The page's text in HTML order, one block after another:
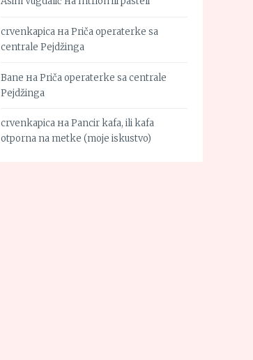
crvenkapica наPriča operaterke sa
centrale Pejdžinga
Bane наPriča operaterke sa centrale
Pejdžinga
crvenkapica наPancir kafa, ili kafa
otporna na metke (moje iskustvo)